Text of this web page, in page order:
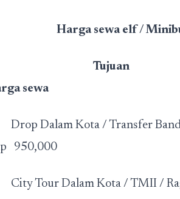
Harga sewa elf /
sewa
Drop Dalam Kota /
950,000
Tour Dalam Kota / TMII /